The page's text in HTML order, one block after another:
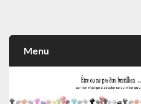
et commerciale
Menu